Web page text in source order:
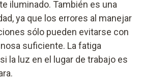
iluminado. También es una
ya que los errores al manejar
sólo pueden evitarse con
suficiente. La fatiga
la luz en el lugar de trabajo es